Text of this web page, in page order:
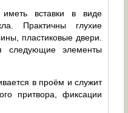
вставки в виде
Практичны глухие
пластиковые двери.
следующие элементы
в проём и служит
притвора, фиксации